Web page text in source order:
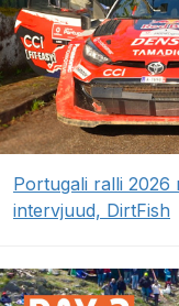
Portugali ralli 2026
intervjuud, DirtFish